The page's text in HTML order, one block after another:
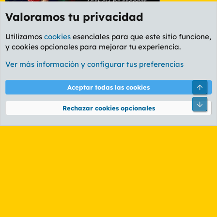
Foro General
Cookies
PL OLDSTYLE AMARILLO
Términos y reglas Política de privacidad Ayuda
Community platform by XenForo® © 2010-2026 XenForo Ltd.
Valoramos tu privacidad
Utilizamos cookies esenciales para que este sitio funcione,
y cookies opcionales para mejorar tu experiencia.
Ver más información y configurar tus preferencias
Aceptar todas las cookies
Rechazar cookies opcionales
Pie